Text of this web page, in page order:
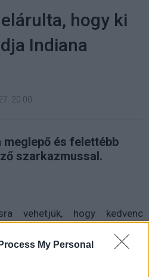
My Personal
hogy ki
Indiana
20:00
meglepő és felettébb
szarkazmussal.
vehetjük, hogy kedvenc
a korábbi filmek ikonikus
fog dirigálni (miután